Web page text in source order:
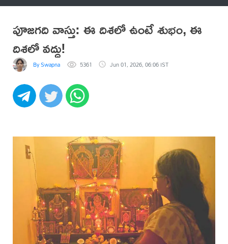
పూజగది వాస్తు: ఈ దిశలో ఉంటే శుభం, ఈ
దిశలో వద్దు!
By Swapna 5361 Jun 01, 2026, 06:06 IST